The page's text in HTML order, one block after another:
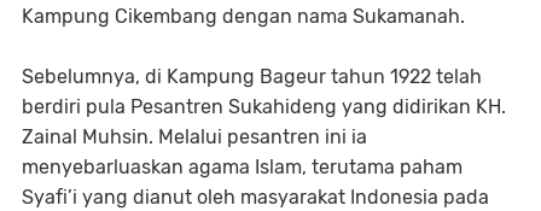
Kampung Cikembang dengan nama Sukamanah.
Sebelumnya, di Kampung Bageur tahun 1922 telah
berdiri pula Pesantren Sukahideng yang didirikan KH.
Zainal Muhsin. Melalui pesantren ini ia
menyebarluaskan agama Islam, terutama paham
Syafi’i yang dianut oleh masyarakat Indonesia pada